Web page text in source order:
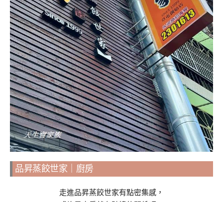
品昇蒸餃世家｜廚房
走進品昇蒸餃世家有點密集感，